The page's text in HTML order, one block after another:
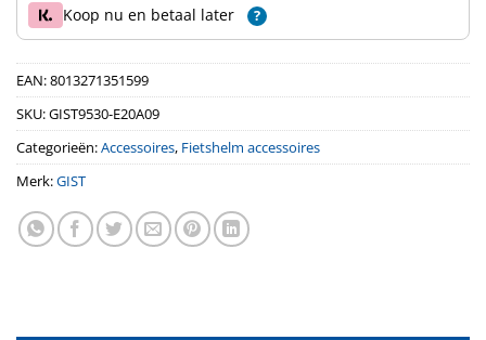
Koop nu en betaal later ?
EAN:8013271351599
SKU:GIST9530-E20A09
Categorieën:Accessoires, Fietshelm accessoires
Merk:GIST